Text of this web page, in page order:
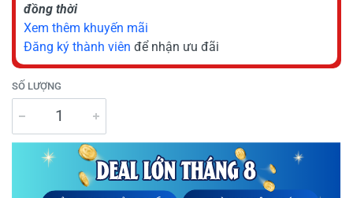
đồng thời
Xem thêm khuyến mãi
Đăng ký thành viên để nhận ưu đãi
SỐ LƯỢNG